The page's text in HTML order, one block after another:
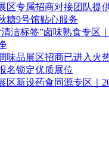
区专属招商对接团队提
糖9号馆贴心服务
清洁标签”卤味熟食专区
味品展区招商已进入火
名锁定优质展位
区新设药食同源专区｜